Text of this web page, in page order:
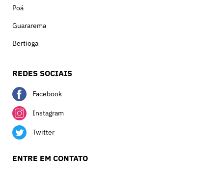
Poá
Guararema
Bertioga
REDES SOCIAIS
Facebook
Instagram
Twitter
ENTRE EM CONTATO